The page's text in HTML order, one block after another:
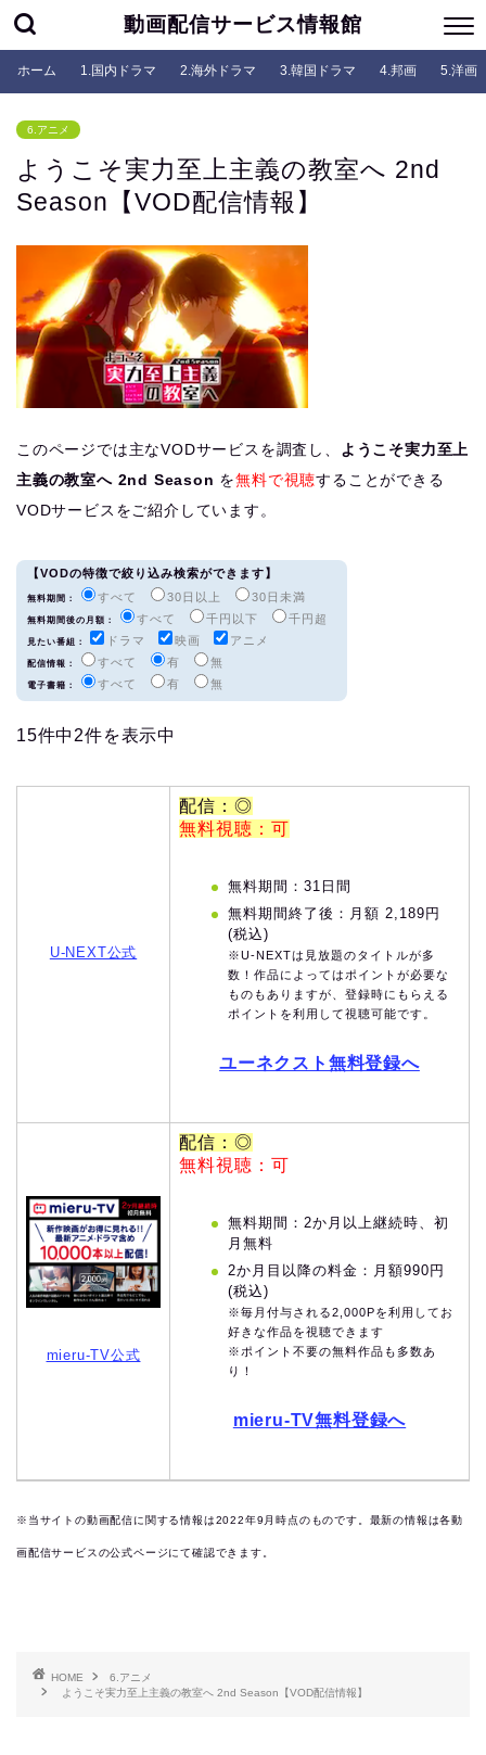
動画配信サービス情報館
ホーム 1.国内ドラマ 2.海外ドラマ 3.韓国ドラマ 4.邦画 5.洋画
6.アニメ
ようこそ実力至上主義の教室へ 2nd
Season【VOD配信情報】
このページでは主なVODサービスを調査し、
ようこそ実力至上
主義の教室へ 2nd Season を無料で視聴することができる
VODサービスをご紹介しています。
【VODの特徴で絞り込み検索ができます】
無料期間： すべて 30日以上 30日未満
無料期間後の月額： すべて 千円以下 千円超
見たい番組： ドラマ 映画 アニメ
配信情報： すべて 有 無
電子書籍： すべて 有 無
15件中2件を表示中
U-NEXT公式
配信：◎
無料視聴：可
無料期間：31日間
無料期間終了後：月額 2,189円
(税込)
※U-NEXTは見放題のタイトルが多
数！作品によってはポイントが必要な
ものもありますが、登録時にもらえる
ポイントを利用して視聴可能です。
ユーネクスト無料登録へ
mieru-TV公式
配信：◎
無料視聴：可
無料期間：2か月以上継続時、初
月無料
2か月目以降の料金：月額990円
(税込)
※毎月付与される2,000Pを利用してお
好きな作品を視聴できます
※ポイント不要の無料作品も多数あ
り！
mieru-TV無料登録へ
※当サイトの動画配信に関する情報は2022年9月時点のものです。最新の情報は各動
画配信サービスの公式ページにて確認できます。
HOME
6.アニメ
ようこそ実力至上主義の教室へ 2nd Season【VOD配信情報】